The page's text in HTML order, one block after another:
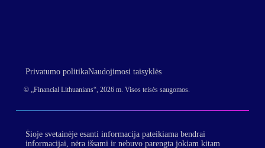
Privatumo politikaNaudojimosi taisyklės
© „Financial Lithuanians“, 2026 m. Visos teisės saugomos.
Šioje svetainėje esanti informacija pateikiama bendrai
informacijai, nėra išsami ir nebuvo parengta jokiam kitam